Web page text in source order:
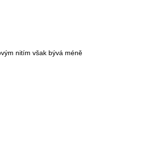
nitím však bývá méně